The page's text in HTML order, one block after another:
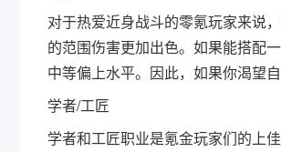
对于热爱近身战斗的零氪玩家来说
的范围伤害更加出色。如果能搭配
中等偏上水平。因此，如果你渴望
学者/工匠
学者和工匠职业是氪金玩家们的上